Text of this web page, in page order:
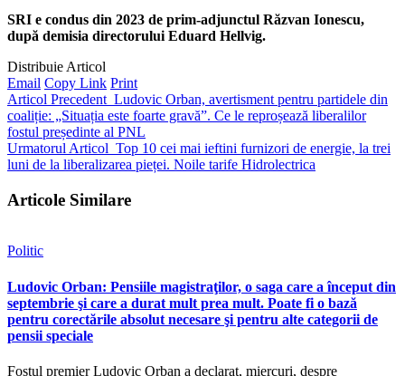
SRI e condus din 2023 de prim-adjunctul Răzvan Ionescu,
după demisia directorului Eduard Hellvig.
Distribuie Articol
Email Copy Link Print
Articol Precedent Ludovic Orban, avertisment pentru partidele din
coaliție: „Situația este foarte gravă”. Ce le reproșează liberalilor
fostul președinte al PNL
Urmatorul Articol Top 10 cei mai ieftini furnizori de energie, la trei
luni de la liberalizarea pieței. Noile tarife Hidrolectrica
Articole Similare
Politic
Ludovic Orban: Pensiile magistraţilor, o saga care a început din
septembrie şi care a durat mult prea mult. Poate fi o bază
pentru corectările absolut necesare şi pentru alte categorii de
pensii speciale
Fostul premier Ludovic Orban a declarat, miercuri, despre